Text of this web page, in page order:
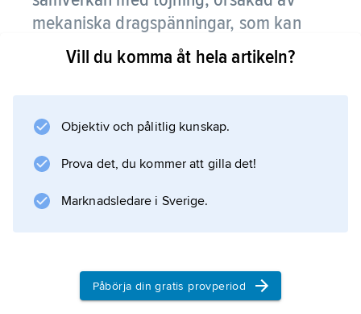
mekaniska dragspänningar, som kan
vara kvar från tidigare bearbetning eller
härröra från direkt belastning.
och sprött brott. Se även
.
Vill du komma åt hela artikeln?
Objektiv och pålitlig kunskap.
Prova det, du kommer att gilla det!
Marknadsledare i Sverige.
Påbörja din gratis provperiod